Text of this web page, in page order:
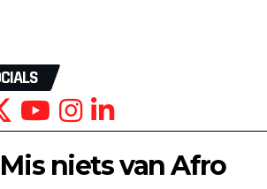
Mis niets van Afro